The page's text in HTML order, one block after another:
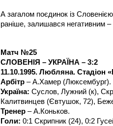
А загалом поєдинок із
раніше, залишався негативним
Матч №25
СЛОВЕНІЯ – УКРАЇНА – 3:2
11.10.1995. Любляна. Стадіон
Арбітр – А.Хамер (Люксембург).
Україна: Суслов, Лужний (к),
Калитвинцев (Євтушок, 72),
Тренер – А.Коньков.
Голи: 0:1 Скрипник (24), 0:2